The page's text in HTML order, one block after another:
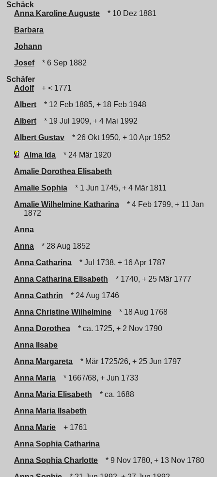
Schäck
Anna Karoline Auguste
* 10 Dez 1881
Barbara
Johann
Josef
* 6 Sep 1882
Schäfer
Adolf
+ < 1771
Albert
* 12 Feb 1885, + 18 Feb 1948
Albert
* 19 Jul 1909, + 4 Mai 1992
Albert Gustav
* 26 Okt 1950, + 10 Apr 1952
Alma Ida
* 24 Mär 1920
Amalie Dorothea Elisabeth
Amalie Sophia
* 1 Jun 1745, + 4 Mär 1811
Amalie Wilhelmine Katharina
* 4 Feb 1799, + 11 Jan
1872
Anna
Anna
* 28 Aug 1852
Anna Catharina
* Jul 1738, + 16 Apr 1787
Anna Catharina Elisabeth
* 1740, + 25 Mär 1777
Anna Cathrin
* 24 Aug 1746
Anna Christine Wilhelmine
* 18 Aug 1768
Anna Dorothea
* ca. 1725, + 2 Nov 1790
Anna Ilsabe
Anna Margareta
* Mär 1725/26, + 25 Jun 1797
Anna Maria
* 1667/68, + Jun 1733
Anna Maria Elisabeth
* ca. 1688
Anna Maria Ilsabeth
Anna Marie
+ 1761
Anna Sophia Catharina
Anna Sophia Charlotte
* 9 Nov 1780, + 13 Nov 1780